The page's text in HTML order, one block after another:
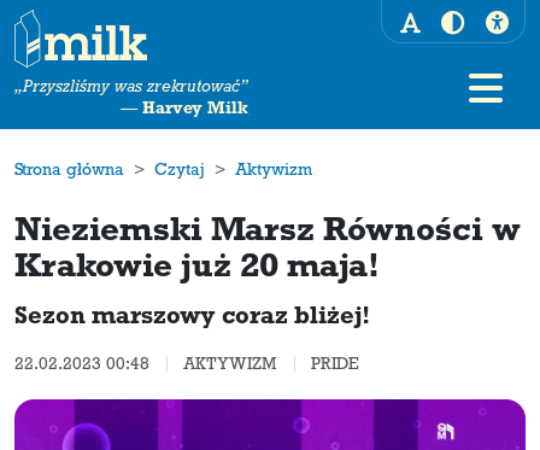
„Przyszliśmy was zrekrutować”
— Harvey Milk
Strona główna Czytaj Aktywizm
Nieziemski Marsz Równości w
Krakowie już 20 maja!
Sezon marszowy coraz bliżej!
22.02.2023 00:48 AKTYWIZM PRIDE